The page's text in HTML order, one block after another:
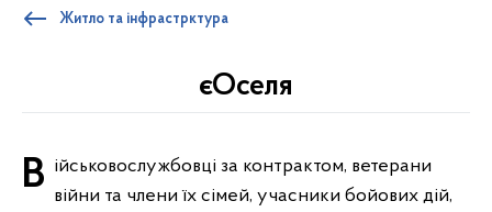
Житло та інфрастрктура
єОселя
Військовослужбовці за контрактом, ветерани війни та члени їх сімей, учасники бойових дій,